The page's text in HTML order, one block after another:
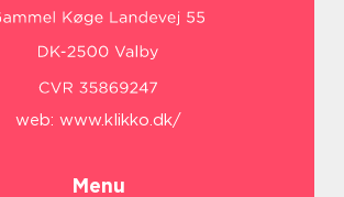
web: www.klikko.dk/
Menu